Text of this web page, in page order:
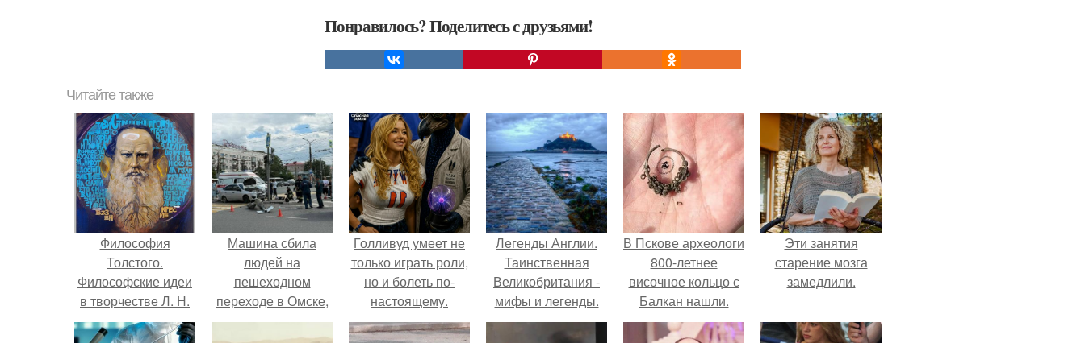
Понравилось? Поделитесь с друзьями!
Читайте также
Философия
Толстого.
Философские идеи
в творчестве Л. Н.
Толстого.
Машина сбила
людей на
пешеходном
переходе в Омске,
пострадали 8
Голливуд умеет не
только играть роли,
но и болеть по-
настоящему.
Легенды Англии.
Таинственная
Великобритания -
мифы и легенды.
В Пскове археологи
800-летнее
височное кольцо с
Балкан нашли.
Эти занятия
старение мозга
замедлили.